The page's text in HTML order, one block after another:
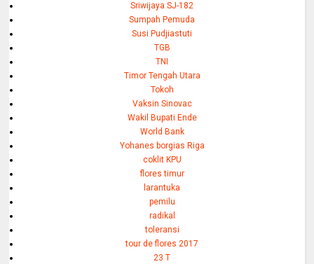
Sriwijaya SJ-182
Sumpah Pemuda
Susi Pudjiastuti
TGB
TNI
Timor Tengah Utara
Tokoh
Vaksin Sinovac
Wakil Bupati Ende
World Bank
Yohanes borgias Riga
coklit KPU
flores timur
larantuka
pemilu
radikal
toleransi
tour de flores 2017
23 T